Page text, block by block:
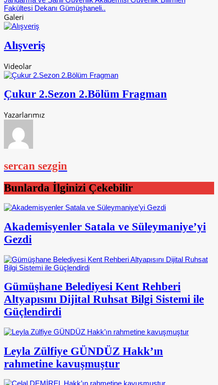
Fakültesi Dekanı Gümüşhaneli..
Galeri
Alışveriş
Videolar
Çukur 2.Sezon 2.Bölüm Fragman
Yazarlarımız
sercan sezgin
Bunlarda İlginizi Çekebilir
Akademisyenler Satala ve Süleymaniye’yi
Gezdi
Gümüşhane Belediyesi Kent Rehberi
Altyapısını Dijital Ruhsat Bilgi Sistemi ile
Güçlendirdi
Leyla Zülfiye GÜNDÜZ Hakk’ın
rahmetine kavuşmuştur